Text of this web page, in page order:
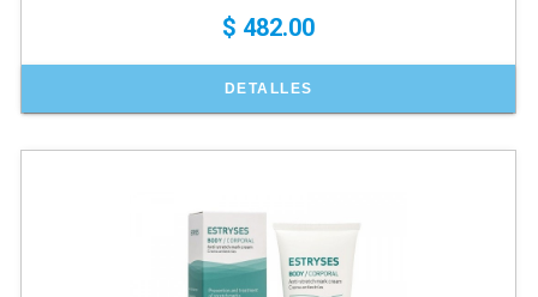
$ 482.00
DETALLES